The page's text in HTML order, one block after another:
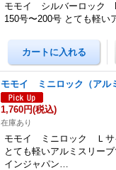
モモイ シルバーロック
150号〜200号 とても軽
モモイ ミニロック（アル
1,760円(税込)
在庫あり
モモイ ミニロック Ｌサ
とても軽いアルミスリー
インジャパン…